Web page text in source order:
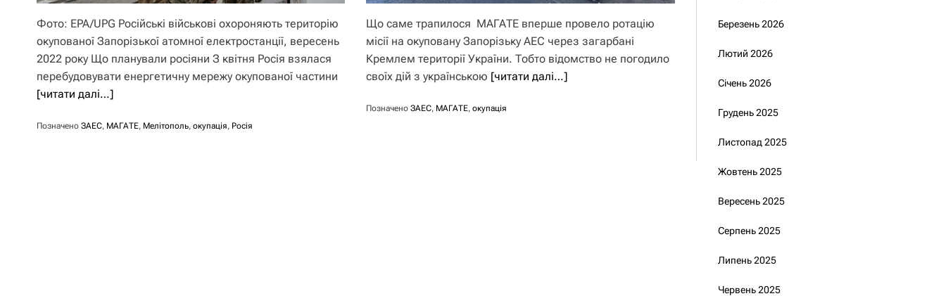
Фото: EPA/UPG Російські військові охороняють територію
окупованої Запорізької атомної електростанції, вересень
2022 року Що планували росіяни З квітня Росія взялася
перебудовувати енергетичну мережу окупованої частини
[читати далі…]
Позначено ЗАЕС, МАГАТЕ, Мелітополь, окупація, Росія
Що саме трапилося МАГАТЕ вперше провело ротацію
місії на окуповану Запорізьку АЕС через загарбані
Кремлем території України. Тобто відомство не погодило
своїх дій з українською [читати далі…]
ПозначеноЗАЕС, МАГАТЕ,окупація
Березень 2026
Лютий 2026
Січень 2026
Грудень 2025
Листопад 2025
Жовтень 2025
Вересень 2025
Серпень 2025
Липень 2025
Червень 2025